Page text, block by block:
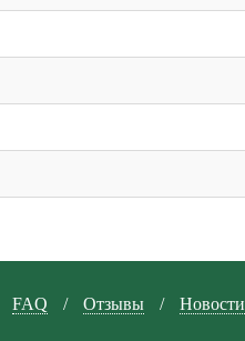
FAQ / Отзывы / Новости